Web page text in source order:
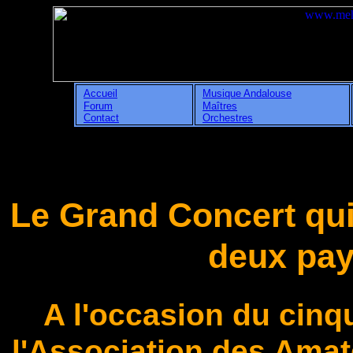
Accueil
Forum
Contact
Musique Andalouse
Maîtres
Orchestres
Le Grand Concert
deux
A l'occasion du